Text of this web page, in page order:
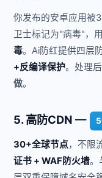
你发布的安卓应用被
卫士标记为"病毒"，
毒。Ai防红提供四层
+反编译保护。处理
做。
5. 高防CDN —
30+全球节点，不限
证书 + WAF防火墙。